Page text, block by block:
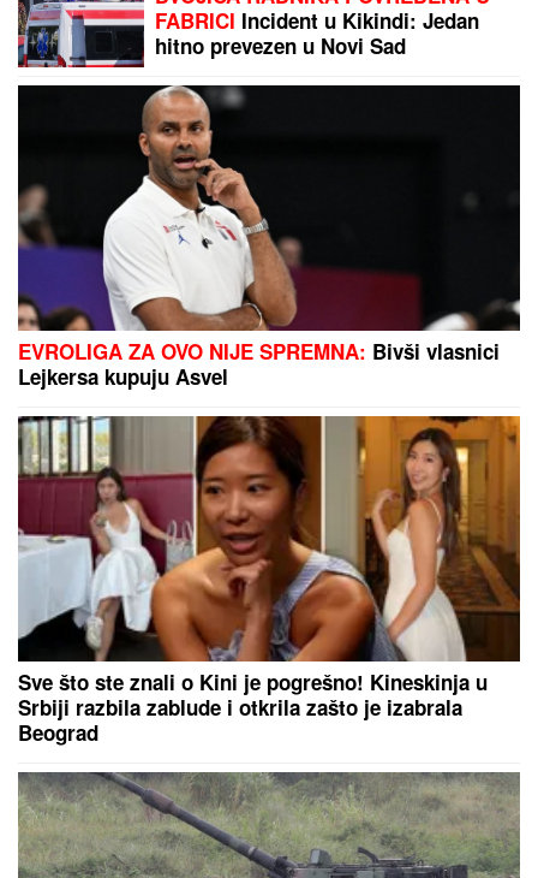
MARINA VISKOVIĆ U NIKAD
SMELIJEM STAJLINGU! U
kaubojkama i sa bezobraznim
prorezom na suknji pokazala
izvajane noge, a onda je sevnulo i
više nego što je planirala (Foto)
"ODUSTALI SMO OD VANTELESNE NAKON
NEUSPEŠNIH POKUŠAJA"
Voditeljka sa mužem
slavi 16 godina braka: "Dovoljni smo jedno drugom"